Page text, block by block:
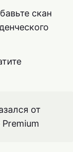
скан
от